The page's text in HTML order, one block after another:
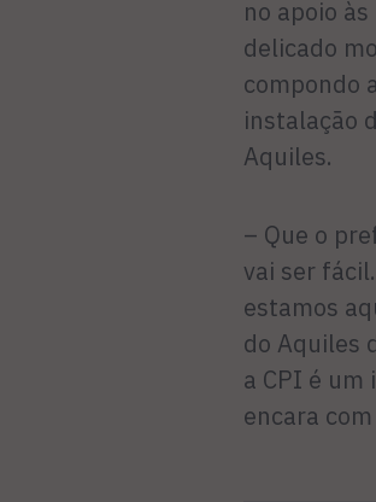
no apoio
delicado
compondo
instalação
Aquiles.
– Que o
vai ser
estamos
do Aquiles
a CPI é
encara